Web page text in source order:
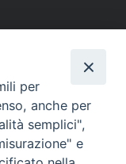
per
anche per
semplici",
e